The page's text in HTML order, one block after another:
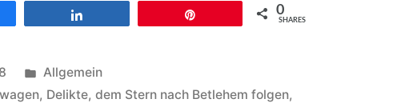
0
SHARES
Veröffentlicht
unter
Allgemein
, Delikte,dem Stern nach Betlehem folgen,